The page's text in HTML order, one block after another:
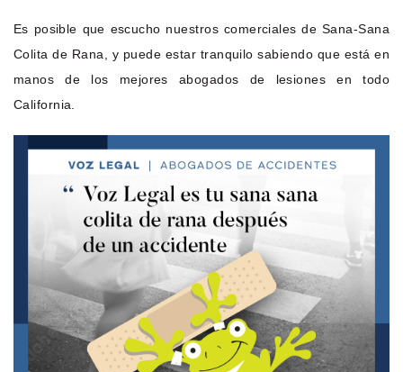
Es posible que escucho nuestros comerciales de Sana-Sana
Colita de Rana, y puede estar tranquilo sabiendo que está en
manos de los mejores abogados de lesiones en todo
California.